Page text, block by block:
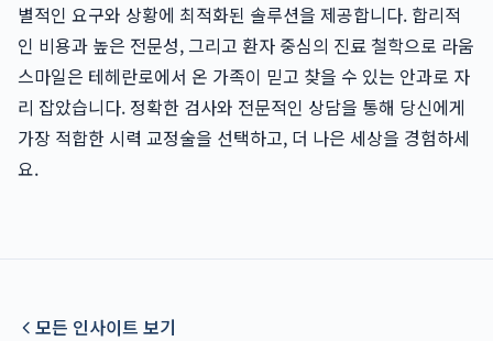
별적인 요구와 상황에 최적화된 솔루션을 제공합니다. 합리적
인 비용과 높은 전문성, 그리고 환자 중심의 진료 철학으로 라움
스마일은 테헤란로에서 온 가족이 믿고 찾을 수 있는 안과로 자
리 잡았습니다. 정확한 검사와 전문적인 상담을 통해 당신에게
가장 적합한 시력 교정술을 선택하고, 더 나은 세상을 경험하세
요.
모든 인사이트 보기